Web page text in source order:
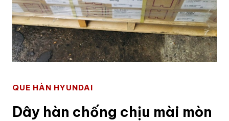
QUE HÀN HYUNDAI
Dây hàn chống chịu mài mòn